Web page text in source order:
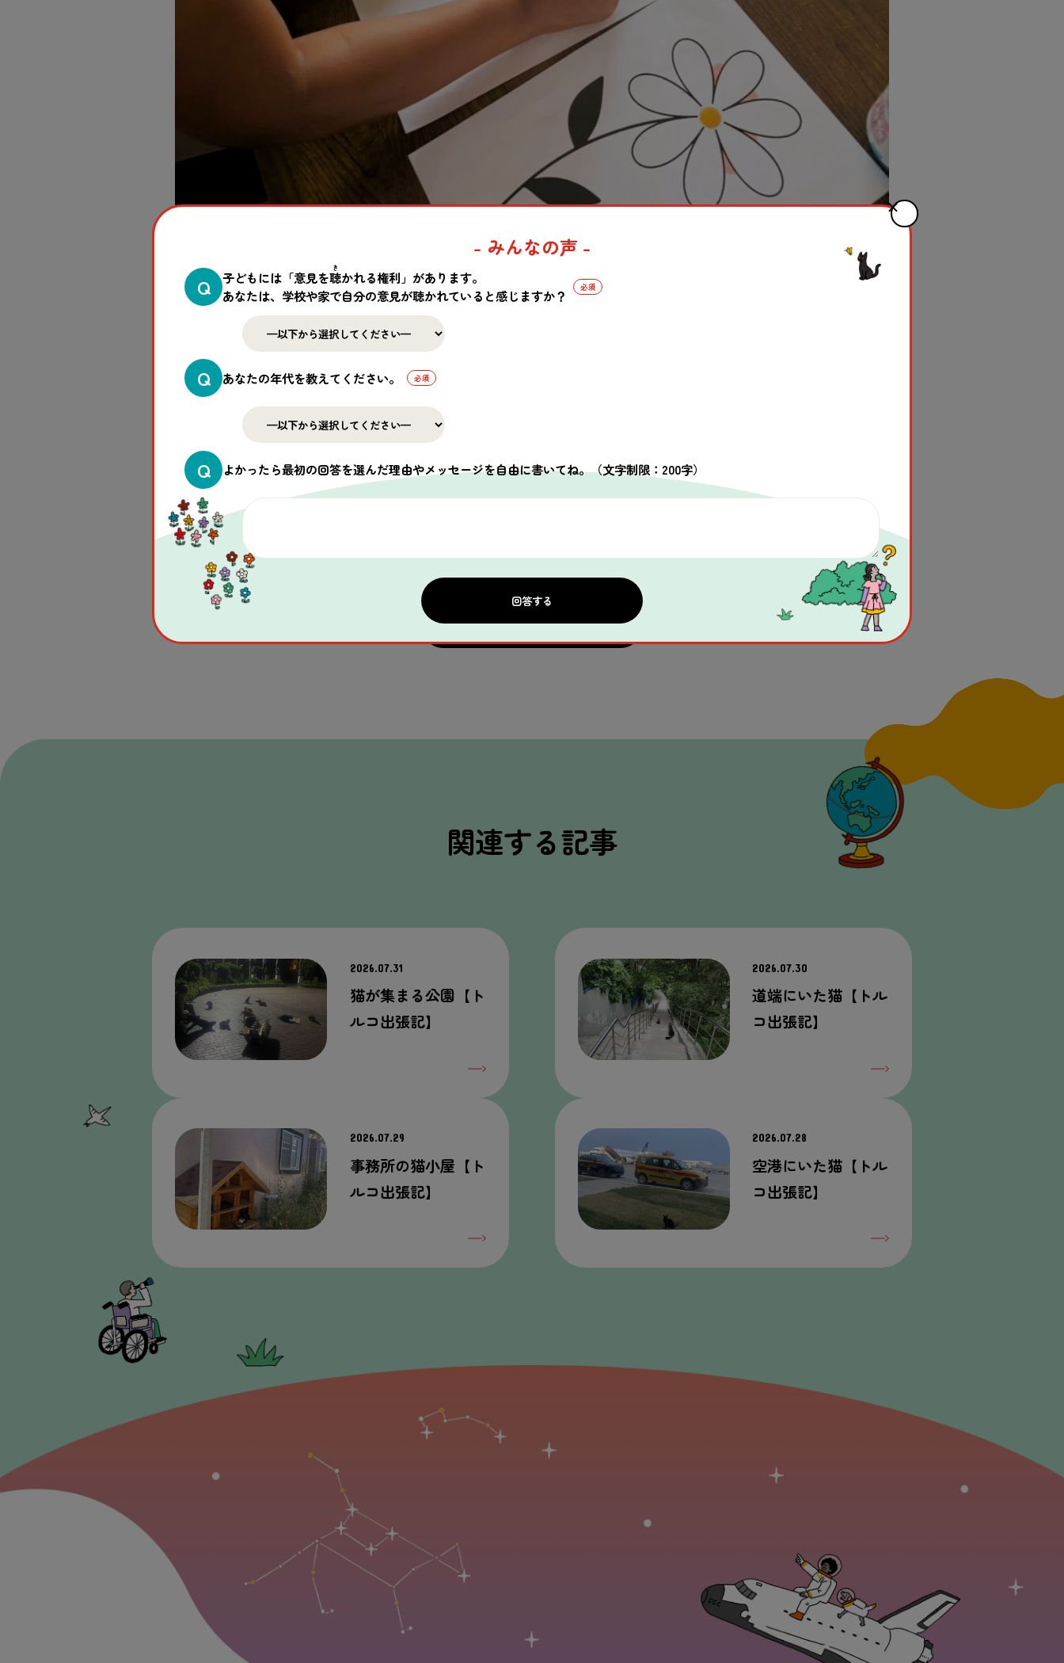
青少年向け研修の教材のひとつ。花びらは一枚ずつ課題が書かれたシールになっていて、研修を受け
た青少年が課題を達成したらシールを貼っていくようになっています。
この記事はいかがでしたか？
一覧へ戻る
関連する記事
2026.07.31
猫が集まる公園【ト
ルコ出張記】
2026.07.30
道端にいた猫【トル
コ出張記】
2026.07.29
事務所の猫小屋【ト
ルコ出張記】
2026.07.28
空港にいた猫【トル
コ出張記】
- みんなの声 -
Q
子どもには「意見を聴
き
かれる権利」があります。
あなたは、学校や家で自分の意見が聴かれていると感じますか？
Q あなたの年代を教えてください。
Q よかったら最初の回答を選んだ理由やメッセージを自由に書いてね。（文字制限：200字）